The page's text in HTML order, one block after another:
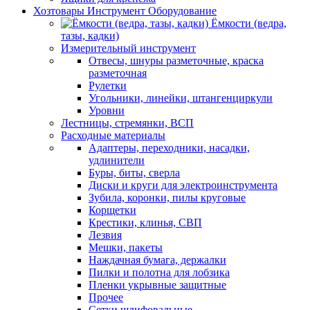
Хозтовары Инструмент Оборудование
Ёмкости (ведра,
тазы, кадки)
Измерительный инструмент
Отвесы, шнуры разметочные, краска
разметочная
Рулетки
Угольники, линейки, штангенциркули
Уровни
Лестницы, стремянки, ВСП
Расходные материалы
Адаптеры, переходники, насадки,
удлинители
Буры, биты, сверла
Диски и круги для электроинструмента
Зубила, коронки, пилы круговые
Корщетки
Крестики, клинья, СВП
Лезвия
Мешки, пакеты
Наждачная бумага, держалки
Пилки и полотна для лобзика
Пленки укрывные защитные
Прочее